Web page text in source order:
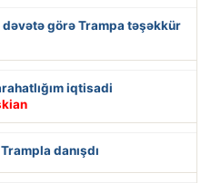
görə Trampa təşəkkür
iqtisadi
danışdı